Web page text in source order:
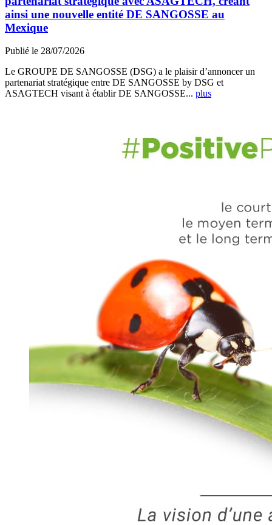
ainsi une nouvelle entité DE SANGOSSE au
Mexique
Publié le 28/07/2026
Le GROUPE DE SANGOSSE (DSG) a le plaisir d’annoncer un
partenariat stratégique entre DE SANGOSSE by DSG et
ASAGTECH visant à établir DE SANGOSSE... plus